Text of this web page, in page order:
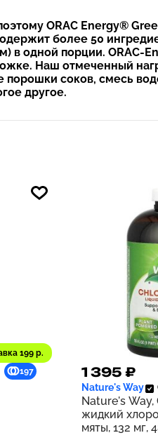
ORAC Energy®
более 50
в одной порции. ORAC-
Наш отмеченный
порошки соков, смесь
другое.
199 р.
197 1 395 ₽
Nature's Way
Nature's
жидкий
мяты, 132 мг,